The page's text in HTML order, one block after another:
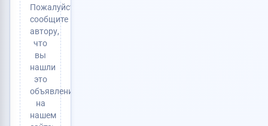
Пожалуйста,
сообщите
автору,
что
вы
нашли
это
объявление
на
нашем